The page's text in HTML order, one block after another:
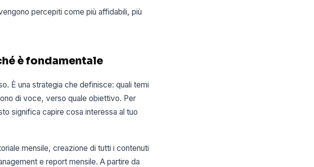
percepiti come più affidabili, più
è fondamentale
È una strategia che definisce: quali temi
di voce, verso quale obiettivo. Per
significa capire cosa interessa al tuo
mensile, creazione di tutti i contenuti
e report mensile. A partire da